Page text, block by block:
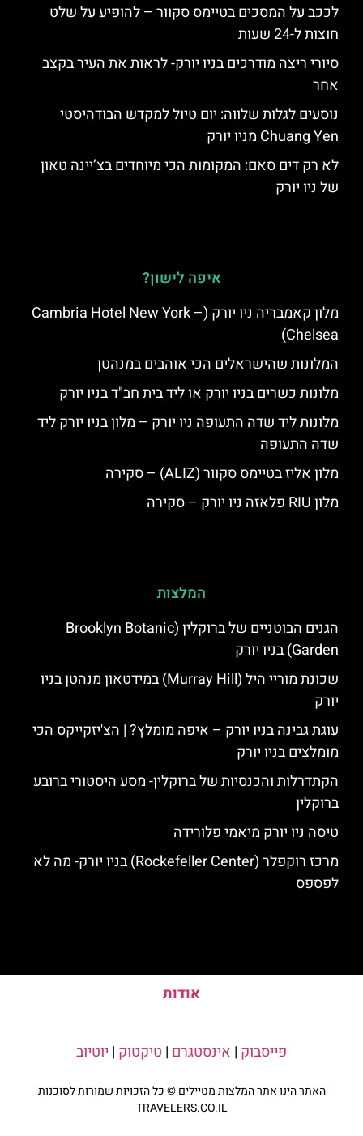
לככב על המסכים בטיימס סקוור – להופיע על שלט
חוצות ל-24 שעות
סיורי ריצה מודרכים בניו יורק- לראות את העיר בקצב
אחר
נוסעים לגלות שלווה: יום טיול למקדש הבודהיסטי
Chuang Yen מניו יורק
לא רק דים סאם: המקומות הכי מיוחדים בצ’יינה טאון
של ניו יורק
איפה לישון?
מלון קאמבריה ניו יורק (Cambria Hotel New York –
Chelsea)
המלונות שהישראלים הכי אוהבים במנהטן
מלונות כשרים בניו יורק או ליד בית חב"ד בניו יורק
מלונות ליד שדה התעופה ניו יורק – מלון בניו יורק ליד
שדה התעופה
מלון אליז בטיימס סקוור (ALIZ) – סקירה
מלון RIU פלאזה ניו יורק – סקירה
המלצות
הגנים הבוטניים של ברוקלין (Brooklyn Botanic
Garden) בניו יורק
שכונת מוריי היל (Murray Hill) במידטאון מנהטן בניו
יורק
עוגת גבינה בניו יורק – איפה מומלץ? | הצ'יזקייקס הכי
מומלצים בניו יורק
הקתדרלות והכנסיות של ברוקלין- מסע היסטורי ברובע
ברוקלין
טיסה ניו יורק מיאמי פלורידה
מרכז רוקפלר (Rockefeller Center) בניו יורק- מה לא
לפספס
אודות
פייסבוק | אינסטגרם | טיקטוק | יוטיוב
האתר הינו אתר המלצות מטיילים © כל הזכויות שמורות לסוכנות
TRAVELERS.CO.IL